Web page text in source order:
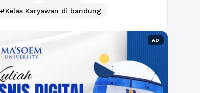
#Kelas Karyawan di bandung
AD